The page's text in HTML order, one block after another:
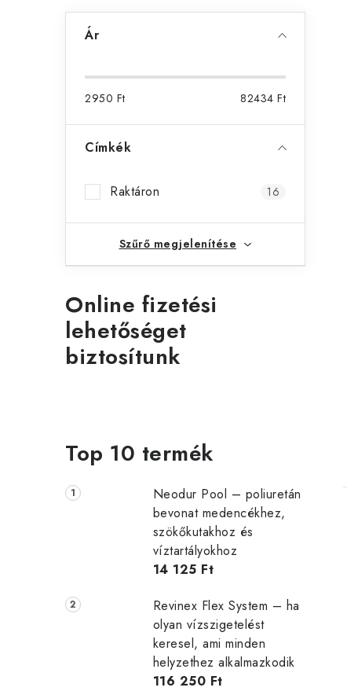
Ár
2950 Ft 82434 Ft
Címkék
Raktáron 16
Szűrő megjelenítése
Online fizetési
lehetőséget
biztosítunk
Top 10 termék
Neodur Pool – poliuretán
bevonat medencékhez,
szökőkutakhoz és
víztartályokhoz
14 125 Ft
Revinex Flex System – ha
olyan vízszigetelést
keresel, ami minden
helyzethez alkalmazkodik
116 250 Ft